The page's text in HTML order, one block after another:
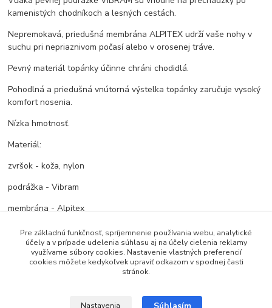
kamenistých chodníkoch a lesných cestách.
Nepremokavá, priedušná membrána ALPITEX udrží vaše nohy v
suchu pri nepriaznivom počasí alebo v orosenej tráve.
Pevný materiál topánky účinne chráni chodidlá.
Pohodlná a priedušná vnútorná výstelka topánky zaručuje vysoký
komfort nosenia.
Nízka hmotnosť.
Materiál:
zvršok - koža, nylon
podrážka - Vibram
membrána - Alpitex
Tovar zaradený v kategóriách
Pre základnú funkčnosť, spríjemnenie používania webu, analytické
účely a v prípade udelenia súhlasu aj na účely cielenia reklamy
využívame súbory cookies. Nastavenie vlastných preferencií
cookies môžete kedykoľvek upraviť odkazom v spodnej časti
stránok.
Nastavenia